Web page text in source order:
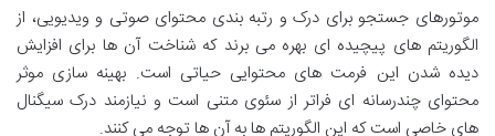
موتورهای جستجو برای درک و رتبه بندی محتوای صوتی و ویدیویی، از
الگوریتم های پیچیده ای بهره می برند که شناخت آن ها برای افزایش
دیده شدن این فرمت های محتوایی حیاتی است. بهینه سازی موثر
محتوای چندرسانه ای فراتر از سئوی متنی است و نیازمند درک سیگنال
های خاصی است که این الگوریتم ها به آن ها توجه می کنند.